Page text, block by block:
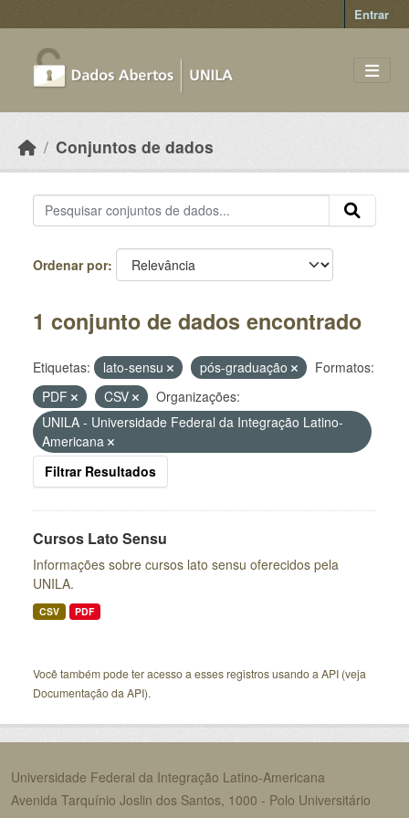
Entrar
Conjuntos de dados
Ordenar por
1 conjunto de dados encontrado
Etiquetas: lato-sensu pós-graduação
Formatos:
PDF
CSV
Organizações:
UNILA - Universidade Federal da Integração Latino-
Americana
Filtrar Resultados
Cursos Lato Sensu
Informações sobre cursos lato sensu oferecidos pela
UNILA.
CSV PDF
Você também pode ter acesso a esses registros usando a API (veja
Documentação da API).
Universidade Federal da Integração Latino-Americana
Avenida Tarquínio Joslin dos Santos, 1000 - Polo Universitário